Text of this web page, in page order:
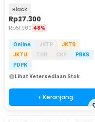
Black
Rp27.300
Rp51.900 48%
Online JKTP
JKTB
JKTU
TGR CKP
PBKS
PDPK
Lihat Ketersediaan Stok
+ Keranjang